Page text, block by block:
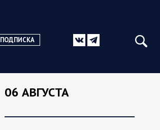
ПОДПИСКА
06 АВГУСТА